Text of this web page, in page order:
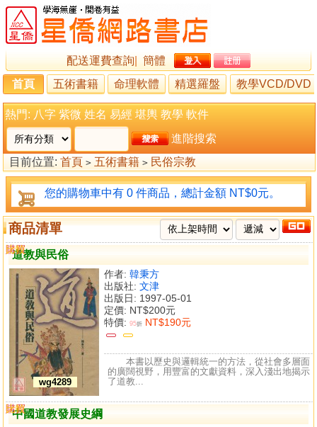
配送運費查詢
簡體
首頁
五術書籍 命理軟體 精選羅盤 教學VCD/DVD
熱門: 八字 紫微 姓名 易經 堪輿 教學 軟件
進階搜索
目前位置: 首頁 > 五術書籍 > 民俗宗教
您的購物車中有 0 件商品，總計金額 NT$0元。
商品清單
道教與民俗
wg4289
作者: 韓秉方
出版社: 文津
出版日: 1997-05-01
定價: NT$200元
特價: 95折 NT$190元
購買
比較
本書以歷史與邏輯統一的方法，從社會多層面
的廣闊視野，用豐富的文獻資料，深入淺出地揭示
了道教...
中國道教發展史綱
購買
比較